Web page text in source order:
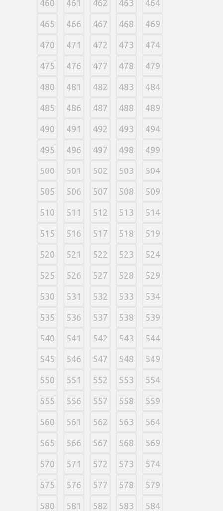
460 461 462 463 464
465 466 467 468 469
470 471 472 473 474
475 476 477 478 479
480 481 482 483 484
485 486 487 488 489
490 491 492 493 494
495 496 497 498 499
500 501 502 503 504
505 506 507 508 509
510 511 512 513 514
515 516 517 518 519
520 521 522 523 524
525 526 527 528 529
530 531 532 533 534
535 536 537 538 539
540 541 542 543 544
545 546 547 548 549
550 551 552 553 554
555 556 557 558 559
560 561 562 563 564
565 566 567 568 569
570 571 572 573 574
575 576 577 578 579
580 581 582 583 584